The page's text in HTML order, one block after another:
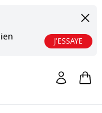
J'ESSAYE